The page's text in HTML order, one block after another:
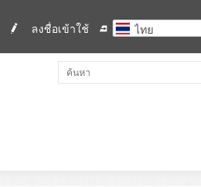
ไทย
ลงชื่อเข้าใช้